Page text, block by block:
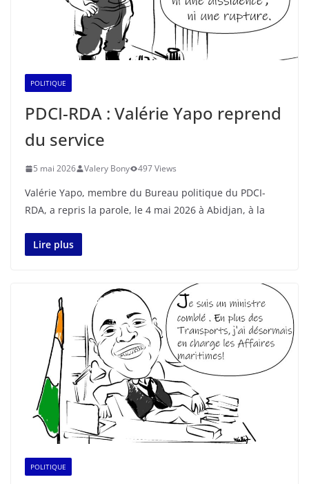
POLITIQUE
PDCI-RDA : Valérie Yapo reprend
du service
5 mai 2026 Valery Bony 497 Views
Valérie Yapo, membre du Bureau politique du PDCI-
RDA, a repris la parole, le 4 mai 2026 à Abidjan, à la
Lire plus
POLITIQUE